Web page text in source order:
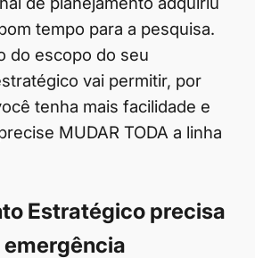
tempo para a pesquisa.
do escopo do seu
vai permitir, por
tenha mais facilidade e
MUDAR TODA a linha
Estratégico precisa